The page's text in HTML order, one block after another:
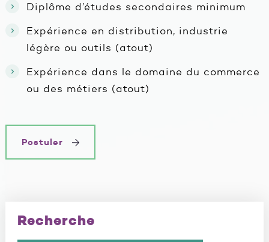
Diplôme d’études secondaires minimum
Expérience en distribution, industrie
légère ou outils (atout)
Expérience dans le domaine du commerce
ou des métiers (atout)
Postuler
Recherche